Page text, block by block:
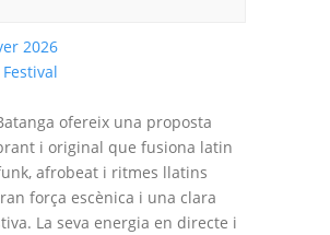
2026
Festival
ofereix una proposta
i original que fusiona latin
afrobeat i ritmes llatins
força escènica i una clara
La seva energia en directe i